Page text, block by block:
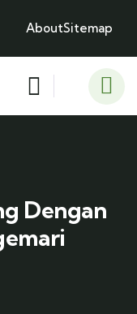
AboutSitemap
Dengan